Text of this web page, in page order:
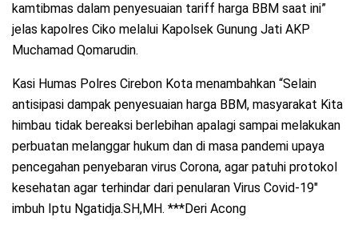
kamtibmas dalam penyesuaian tariff harga BBM saat ini”
jelas kapolres Ciko melalui Kapolsek Gunung Jati AKP
Muchamad Qomarudin.
Kasi Humas Polres Cirebon Kota menambahkan “Selain
antisipasi dampak penyesuaian harga BBM, masyarakat Kita
himbau tidak bereaksi berlebihan apalagi sampai melakukan
perbuatan melanggar hukum dan di masa pandemi upaya
pencegahan penyebaran virus Corona, agar patuhi protokol
kesehatan agar terhindar dari penularan Virus Covid-19″
imbuh Iptu Ngatidja.SH,MH. ***Deri Acong